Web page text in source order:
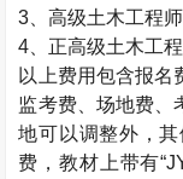
3、高级土木工程师
4、正高级土木工
以上费用包含报名
监考费、场地费、
地可以调整外，
费，教材上带有